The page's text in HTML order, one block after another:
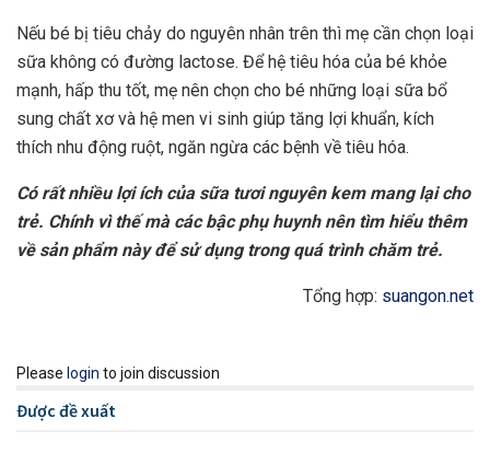
Nếu bé bị tiêu chảy do nguyên nhân trên thì mẹ cần chọn loại
sữa không có đường lactose. Để hệ tiêu hóa của bé khỏe
mạnh, hấp thu tốt, mẹ nên chọn cho bé những loại sữa bổ
sung chất xơ và hệ men vi sinh giúp tăng lợi khuẩn, kích
thích nhu động ruột, ngăn ngừa các bệnh về tiêu hóa.
Có rất nhiều lợi ích của sữa tươi nguyên kem mang lại cho
trẻ. Chính vì thế mà các bậc phụ huynh nên tìm hiểu thêm
về sản phẩm này để sử dụng trong quá trình chăm trẻ.
Tổng hợp: suangon.net
Please login to join discussion
Được đề xuất